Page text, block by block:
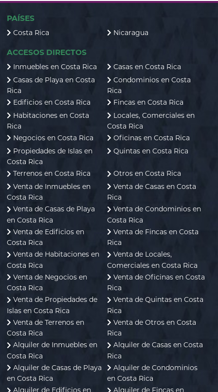
PAÍSES
Costa Rica Nicaragua
ACCESOS DIRECTOS
Inmuebles en Costa Rica
Casas en Costa Rica
Casas de Playa en Costa
Rica
Condominios en Costa
Rica
Edificios en Costa Rica
Fincas en Costa Rica
Habitaciones en Costa
Rica
Locales, Comerciales en
Costa Rica
Negocios en Costa Rica
Oficinas en Costa Rica
Propiedades de Islas en
Costa Rica
Quintas en Costa Rica
Terrenos en Costa Rica
Otros en Costa Rica
Venta de Inmuebles en
Costa Rica
Venta de Casas en Costa
Rica
Venta de Casas de Playa
en Costa Rica
Venta de Condominios en
Costa Rica
Venta de Edificios en
Costa Rica
Venta de Fincas en Costa
Rica
Venta de Habitaciones en
Costa Rica
Venta de Locales,
Comerciales en Costa Rica
Venta de Negocios en
Costa Rica
Venta de Oficinas en Costa
Rica
Venta de Propiedades de
Islas en Costa Rica
Venta de Quintas en Costa
Rica
Venta de Terrenos en
Costa Rica
Venta de Otros en Costa
Rica
Alquiler de Inmuebles en
Costa Rica
Alquiler de Casas en Costa
Rica
Alquiler de Casas de Playa
en Costa Rica
Alquiler de Condominios
en Costa Rica
Alquiler de Edificios en
Alquiler de Fincas en